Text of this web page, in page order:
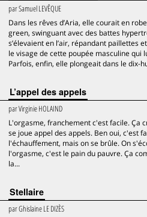
parSamuel LEVÊQUE
Dans les rêves d’Aria, elle courait en
green, swinguant avec des battes
s’élevaient en l’air, répandant paillettes
le visage de cette poupée masculine
Parfois, enfin, elle plongeait dans le dix-
L’appel des appels
parVirginie HOLAIND
L'orgasme, franchement c'est facile. Ça
se joue appel des appels. Ben oui, c'est
l'échauffement, mais on se brûle. On
l'orgasme, c'est le pain du pauvre. Ça
la...
Stellaire
parGhislaine LE DIZÈS